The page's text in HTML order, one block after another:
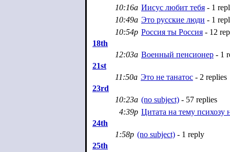
10:16a Иисус любит тебя - 1
10:49a Это русские люди - 1
10:54p Россия ты Россия - 12
18th
12:03a Военный пенсионер - 1
21st
11:50a Это не танатос - 2 replies
23rd
10:23a (no subject) - 57 replies
4:39p Цитата на тему психозу
24th
1:58p (no subject) - 1 reply
25th